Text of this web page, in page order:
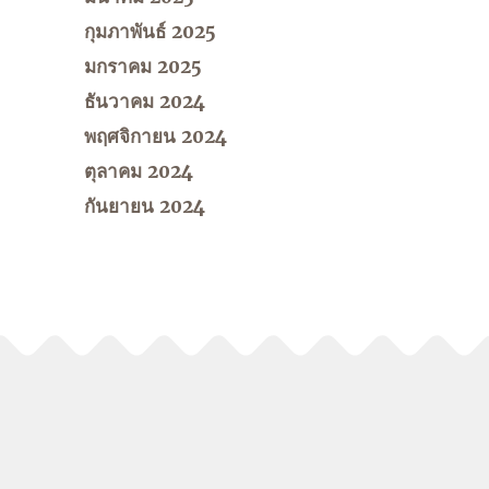
กุมภาพันธ์ 2025
มกราคม 2025
ธันวาคม 2024
พฤศจิกายน 2024
ตุลาคม 2024
กันยายน 2024